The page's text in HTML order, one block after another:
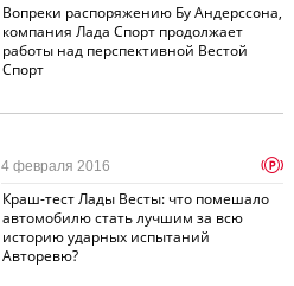
Вопреки распоряжению Бу Андерссона,
компания Лада Спорт продолжает
работы над перспективной Вестой
Спорт
Краш-тест Лады Весты: что помешало
автомобилю стать лучшим за всю
историю ударных испытаний
Авторевю?
4 февраля 2016 p